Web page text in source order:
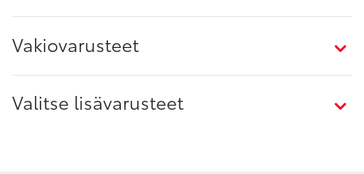
Vakiovarusteet
Valitse lisävarusteet